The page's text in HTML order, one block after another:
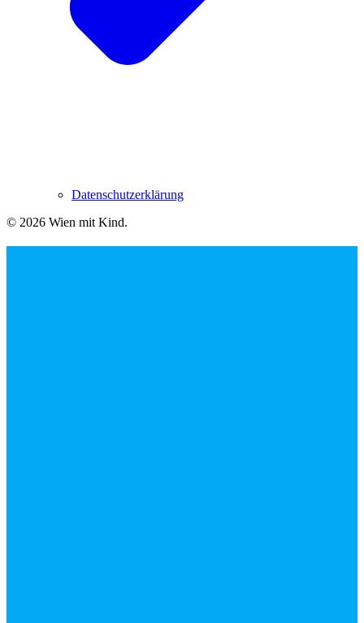
Datenschutzerklärung
© 2026 Wien mit Kind.